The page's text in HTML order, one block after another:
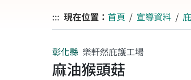
::: 現在位置： 首頁 宣導資料
彰化縣 樂軒然庇護工場
麻油猴頭菇